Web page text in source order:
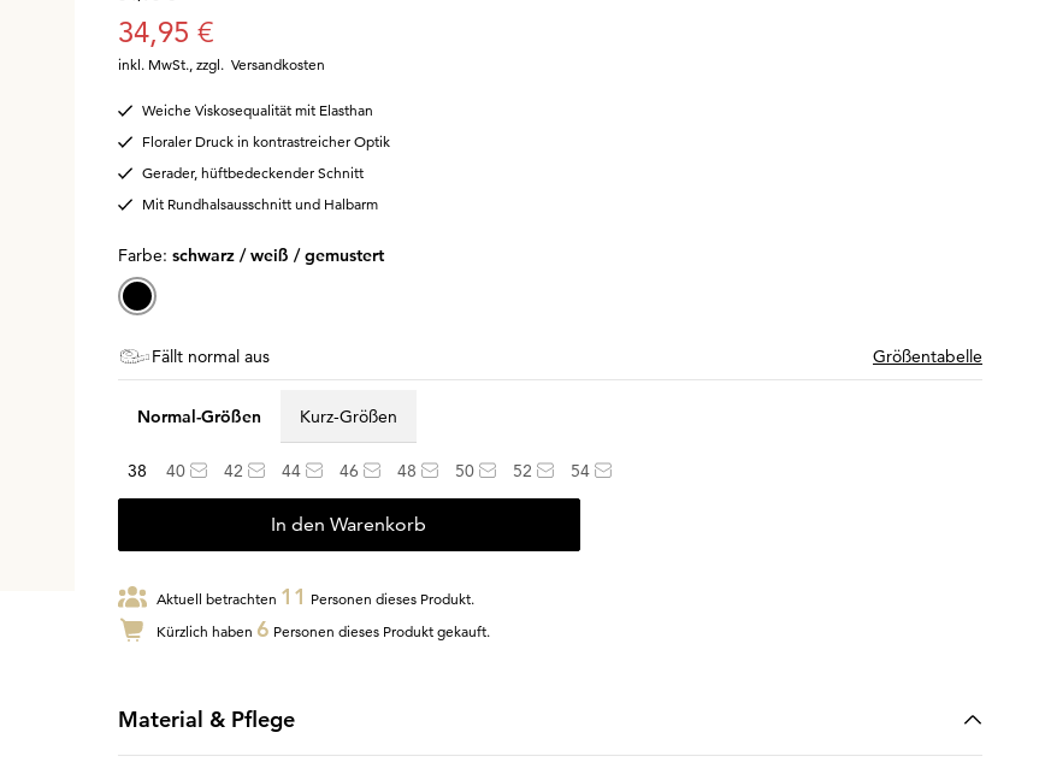
34,95 €
inkl. MwSt., zzgl. Versandkosten
Weiche Viskosequalität mit Elasthan
Floraler Druck in kontrastreicher Optik
Gerader, hüftbedeckender Schnitt
Mit Rundhalsausschnitt und Halbarm
Farbe: schwarz / weiß / gemustert
Fällt normal aus Größentabelle
Normal-Größen Kurz-Größen
38 40 42 44 46 48 50 52 54
In den Warenkorb
Aktuell betrachten 11 Personen dieses Produkt.
Kürzlich haben 6 Personen dieses Produkt gekauft.
Material & Pflege